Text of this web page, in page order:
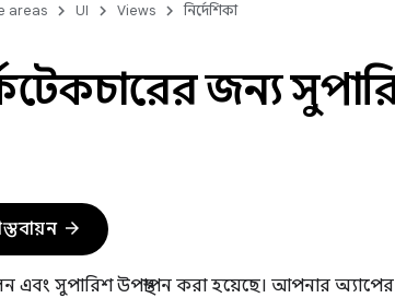
areas UI Views নির্দেশিকা
জন্য
arrow_forward
এবং সুপারিশ উপস্থাপন করা হয়েছে। আপনার